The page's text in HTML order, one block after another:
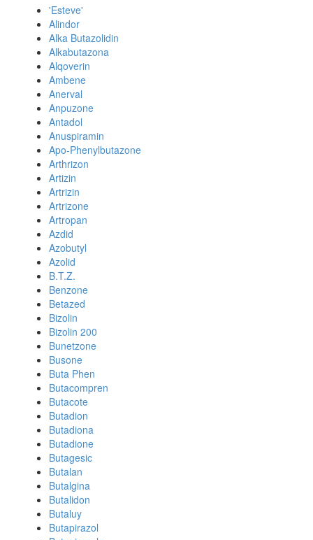
'Esteve'
Alindor
Alka Butazolidin
Alkabutazona
Alqoverin
Ambene
Anerval
Anpuzone
Antadol
Anuspiramin
Apo-Phenylbutazone
Arthrizon
Artizin
Artrizin
Artrizone
Artropan
Azdid
Azobutyl
Azolid
B.T.Z.
Benzone
Betazed
Bizolin
Bizolin 200
Bunetzone
Busone
Buta Phen
Butacompren
Butacote
Butadion
Butadiona
Butadione
Butagesic
Butalan
Butalgina
Butalidon
Butaluy
Butapirazol